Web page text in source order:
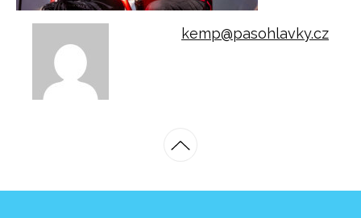
kemp@pasohlavky.cz